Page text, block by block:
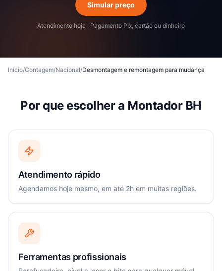
Simular preço
Atendimento hoje · Pagamento Pix, cartão ou dinheiro
Início/Contagem/Nacional/Desmontagem e remontagem para mudança
Por que escolher a Montador BH
Atendimento rápido
Agendamos hoje mesmo, em até 2h em muitas regiões.
Ferramentas profissionais